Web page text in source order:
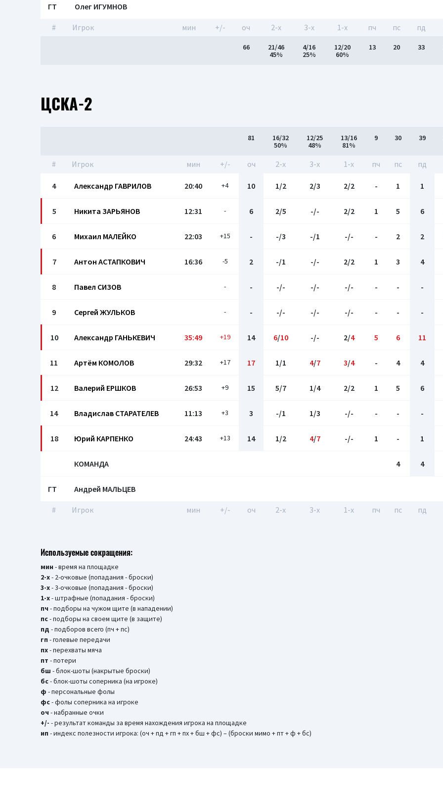
ГТ Олег ИГУМНОВ
# Игрок мин +/- оч 2-x 3-x 1-x пч пс пд
66
21/46
45%
4/16
25%
12/20
60%
13 20 33
ЦСКА-2
81
16/32
50%
12/25
48%
13/16
81%
9 30 39
# Игрок мин +/- оч 2-x 3-x 1-x пч пс пд
4 Александр ГАВРИЛОВ 20:40 +4 10 1/2 2/3 2/2 - 1 1
5 Никита ЗАРЬЯНОВ 12:31 - 6 2/5 -/- 2/2 1 5 6
6 Михаил МАЛЕЙКО 22:03 +15 - -/3 -/1 -/- - 2 2
7 Антон АСТАПКОВИЧ 16:36 -5 2 -/1 -/- 2/2 1 3 4
8 Павел СИЗОВ - - -/- -/- -/- - - -
9 Сергей ЖУЛЬКОВ - - -/- -/- -/- - - -
10 Александр ГАНЬКЕВИЧ 35:49 +19 14 6/10 -/- 2/4 5 6 11
11 Артём КОМОЛОВ 29:32 +17 17 1/1 4/7 3/4 - 4 4
12 Валерий ЕРШКОВ 26:53 +9 15 5/7 1/4 2/2 1 5 6
14 Владислав СТАРАТЕЛЕВ 11:13 +3 3 -/1 1/3 -/- - - -
18 Юрий КАРПЕНКО 24:43 +13 14 1/2 4/7 -/- 1 - 1
КОМАНДА 4 4
ГТ Андрей МАЛЬЦЕВ
# Игрок мин +/- оч 2-x 3-x 1-x пч пс пд
Используемые сокращения:
мин - время на площадке
2-х- 2-очковые (попадания - броски)
3-х- 3-очковые (попадания - броски)
1-х- штрафные (попадания - броски)
пч - подборы на чужом щите (в нападении)
пс- подборы на своем щите (в защите)
пд - подборов всего (пч + пс)
гп - голевые передачи
пх- перехваты мяча
пт - потери
бш - блок-шоты (накрытые броски)
бc- блок-шоты соперника (на игроке)
ф - персональные фолы
фс- фолы соперника на игроке
оч - набранные очки
+/- - результат команды за время нахождения игрока на площадке
ип - индекс полезности игрока: (оч + пд + гп + пх + бш + фс) – (броски мимо + пт + ф + бс)